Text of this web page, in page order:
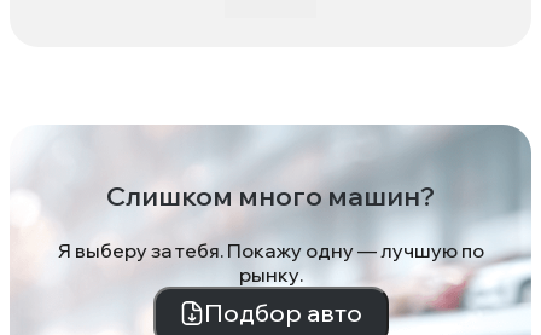
Слишком много машин?
Я выберу за тебя. Покажу одну — лучшую по
рынку.
Подбор авто